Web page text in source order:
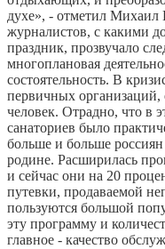
духе», - отметил
журналистов, с какими
праздник, прозвучало
многоплановая
состоятельность. В
первичных
человек. Отрадно, что в
санаториев было
больше и больше россиян
родине. Расширилась
и сейчас они на 20
путевки, продаваемой
пользуются большой
эту программу и
главное - качество